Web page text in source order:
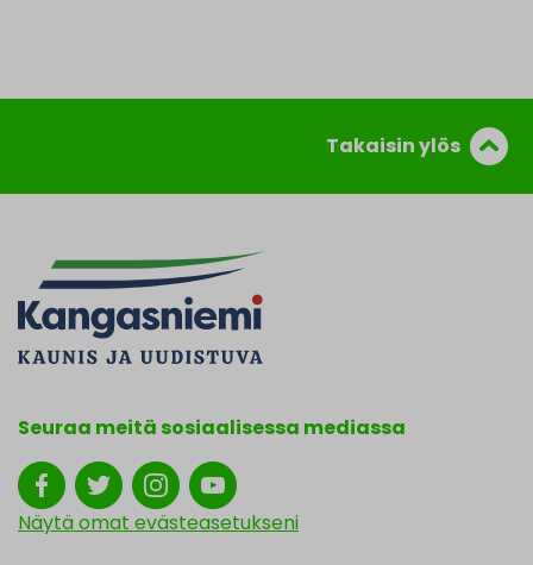
Takaisin ylös
Seuraa meitä sosiaalisessa mediassa
Näytä omat evästeasetukseni